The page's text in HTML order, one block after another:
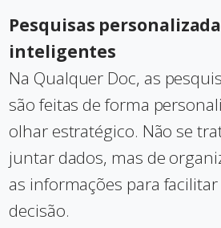
Pesquisas
inteligentes
Na Qualquer Doc, as
são feitas de forma
olhar estratégico. Não se
juntar dados, mas de
as informações para
decisão.